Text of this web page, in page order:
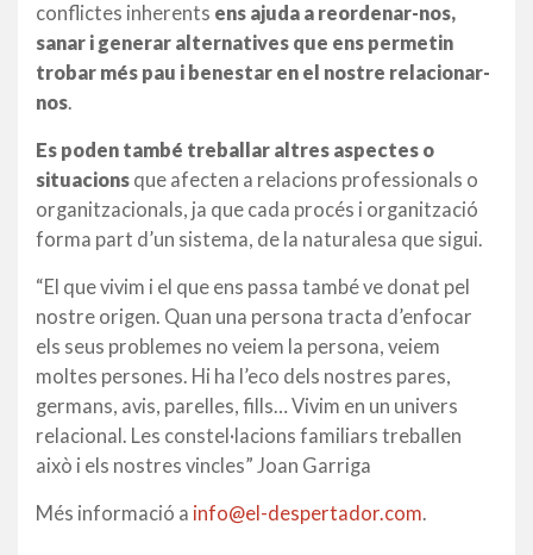
conflictes inherents ens ajuda a reordenar-nos,
sanar i generar alternatives que ens permetin
trobar més pau i benestar en el nostre relacionar-
nos.
Es poden també treballar altres aspectes o
situacions que afecten a relacions professionals o
organitzacionals, ja que cada procés i organització
forma part d’un sistema, de la naturalesa que sigui.
“El que vivim i el que ens passa també ve donat pel
nostre origen. Quan una persona tracta d’enfocar
els seus problemes no veiem la persona, veiem
moltes persones. Hi ha l’eco dels nostres pares,
germans, avis, parelles, fills… Vivim en un univers
relacional. Les constel·lacions familiars treballen
això i els nostres vincles” Joan Garriga
Més informació a info@el-despertador.com.